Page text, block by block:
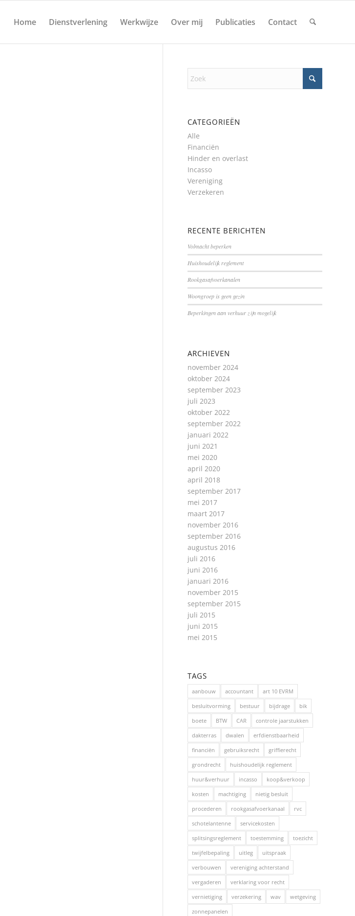
Home Dienstverlening Werkwijze Over mij Publicaties Contact
CATEGORIEËN
Alle
Financiën
Hinder en overlast
Incasso
Vereniging
Verzekeren
RECENTE BERICHTEN
Volmacht beperken
Huishoudelijk reglement
Rookgasafvoerkanalen
Woongroep is geen gezin
Beperkingen aan verhuur zijn mogelijk
ARCHIEVEN
november 2024
oktober 2024
september 2023
juli 2023
oktober 2022
september 2022
januari 2022
juni 2021
mei 2020
april 2020
april 2018
september 2017
mei 2017
maart 2017
november 2016
september 2016
augustus 2016
juli 2016
juni 2016
januari 2016
november 2015
september 2015
juli 2015
juni 2015
mei 2015
TAGS
aanbouw accountant
art 10 EVRM
besluitvorming
bestuur bijdrage
bik
boete
BTW CAR
controle jaarstukken
dakterras
dwalen
erfdienstbaarheid
financiën
gebruiksrecht
griffierecht
grondrecht
huishoudelijk reglement
huur&verhuur
incasso
koop&verkoop
kosten
machtiging
nietig besluit
procederen
rookgasafvoerkanaal
rvc
schotelantenne
servicekosten
splitsingsreglement
toestemming
toezicht
twijfelbepaling
uitleg
uitspraak
verbouwen
vereniging achterstand
vergaderen
verklaring voor recht
vernietiging
verzekering wav
wetgeving
zonnepanelen